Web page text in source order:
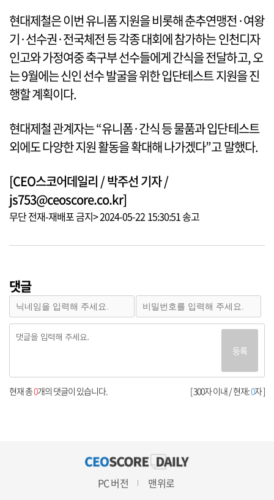
현대제철은 이번 유니폼 지원을 비롯해 춘추연맹전·여왕
기·선수권·전국체전 등 각종 대회에 참가하는 인천디자
인고와 가정여중 축구부 선수들에게 간식을 전달하고, 오
는 9월에는 신인 선수 발굴을 위한 입단테스트 지원을 진
행할 계획이다.
현대제철 관계자는 “유니폼·간식 등 물품과 입단테스트
외에도 다양한 지원 활동을 확대해 나가겠다”고 말했다.
[CEO스코어데일리 / 박주선 기자 /
js753@ceoscore.co.kr]
무단 전재-재배포 금지> 2024-05-22 15:30:51 송고
댓글
등록
[ 300자 이내 / 현재:0자 ]
현재 총0개의 댓글이 있습니다.
PC 버전 맨위로